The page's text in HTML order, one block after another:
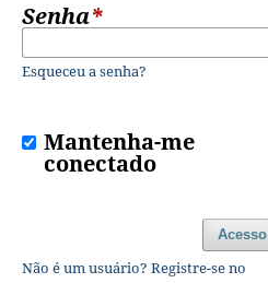
Senha*
Esqueceu a senha?
Mantenha-me
conectado
Acesso
Não é um usuário? Registre-se no